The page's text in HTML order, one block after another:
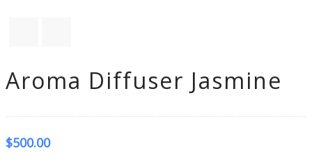
Aroma Diffuser Jasmine
$500.00